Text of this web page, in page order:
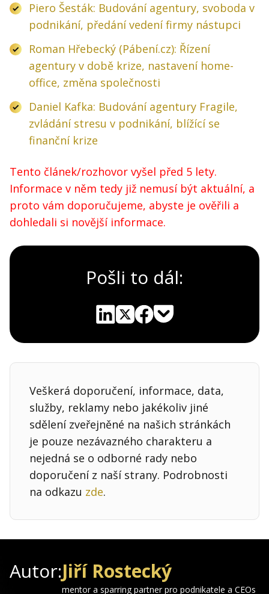
Piero Šesták: Budování agentury, svoboda v
podnikání, předání vedení firmy nástupci
Roman Hřebecký (Pábení.cz): Řízení
agentury v době krize, nastavení home-
office, změna společnosti
Daniel Kafka: Budování agentury Fragile,
zvládání stresu v podnikání, blížící se
finanční krize
Tento článek/rozhovor vyšel před 5 lety.
Informace v něm tedy již nemusí být aktuální, a
proto vám doporučujeme, abyste je ověřili a
dohledali si novější informace.
Pošli to dál:
Veškerá doporučení, informace, data,
služby, reklamy nebo jakékoliv jiné
sdělení zveřejněné na našich stránkách
je pouze nezávazného charakteru a
nejedná se o odborné rady nebo
doporučení z naší strany. Podrobnosti
na odkazu zde.
Autor:Jiří Rostecký
mentor a sparring partner pro podnikatele a CEOs